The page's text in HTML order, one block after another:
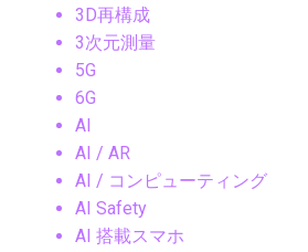
3D再構成
3次元測量
5G
6G
AI
AI / AR
AI / コンピューティング
AI Safety
AI 搭載スマホ